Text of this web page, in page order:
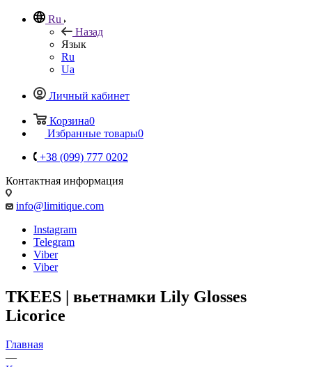
Ru
Назад
Язык
Ru
Ua
Личный кабинет
Корзина0
Избранные товары0
+38 (099) 777 0202
Контактная информация
info@limitique.com
Instagram
Telegram
Viber
Viber
TKEES | вьетнамки Lily Glosses
Licorice
Главная
—